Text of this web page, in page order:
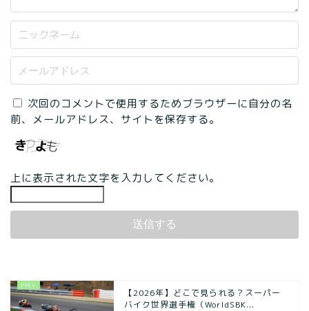
次回のコメントで使用するためブラウザーに自分の名
前、メールアドレス、サイトを保存する。
上に表示された文字を入力してください。
【2026年】どこで見られる？スーパー
バイク世界選手権（WorldSBK...